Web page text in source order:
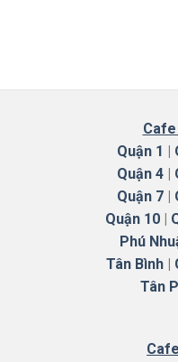
Quận 1 |
Quận 4 |
Quận 7 |
Quận 10|
Phú
Tân Bình |
Tân